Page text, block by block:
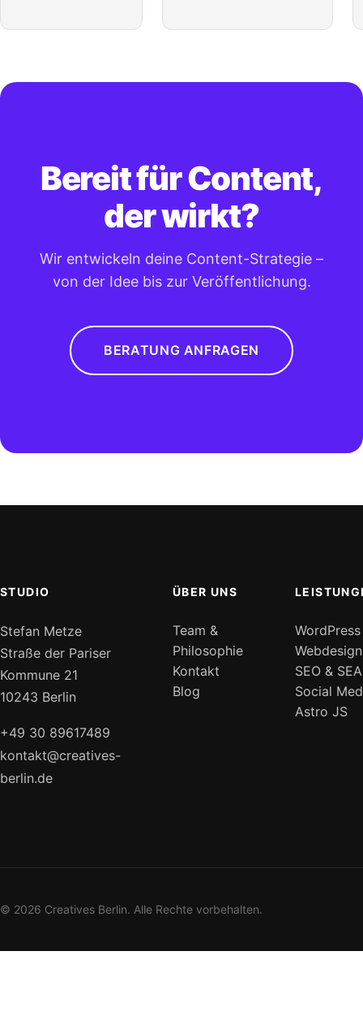
Bereit für Content,
der wirkt?
Wir entwickeln deine Content-Strategie –
von der Idee bis zur Veröffentlichung.
BERATUNG ANFRAGEN
STUDIO
Stefan Metze
Straße der Pariser
Kommune 21
10243 Berlin
+49 30 89617489
kontakt@creatives-
berlin.de
ÜBER UNS
Team &
Philosophie
Kontakt
Blog
WordPress
Webdesign
SEO & SEA
Social
Astro JS
© 2026 Creatives Berlin. Alle Rechte vorbehalten.